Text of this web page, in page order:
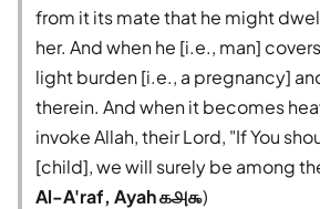
from it its mate that he might
her. And when he [i.e., man]
light burden [i.e., a pregnancy]
therein. And when it becomes
invoke Allah, their Lord, "If You
[child], we will surely be among
Al-A'raf, Ayah ௧௮௯)